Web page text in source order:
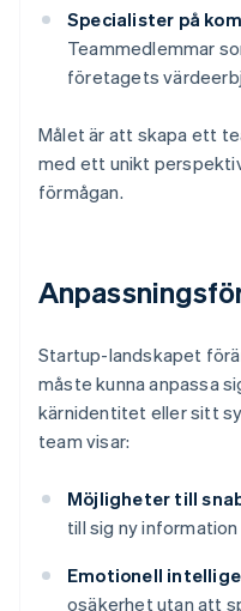
Specialister på
Teammedlemmar
företagets
Målet är att skapa ett
med ett unikt
förmågan.
Startup-landskapet
måste kunna anpassa
kärnidentitet eller sitt
team visar:
Möjligheter till
till sig ny
Emotionell
osäkerhet utan att